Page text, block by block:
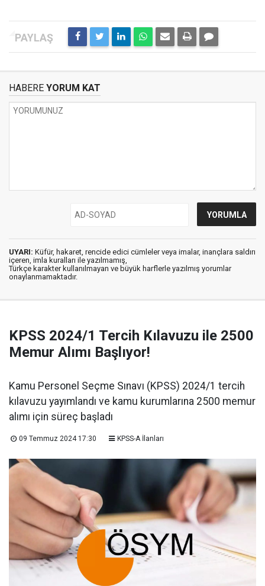
HABERE YORUM KAT
UYARI: Küfür, hakaret, rencide edici cümleler veya imalar, inançlara saldırı
içeren, imla kuralları ile yazılmamış,
Türkçe karakter kullanılmayan ve büyük harflerle yazılmış yorumlar
onaylanmamaktadır.
KPSS 2024/1 Tercih Kılavuzu ile 2500
Memur Alımı Başlıyor!
Kamu Personel Seçme Sınavı (KPSS) 2024/1 tercih
kılavuzu yayımlandı ve kamu kurumlarına 2500 memur
alımı için süreç başladı
09 Temmuz 2024 17:30 KPSS-A İlanları